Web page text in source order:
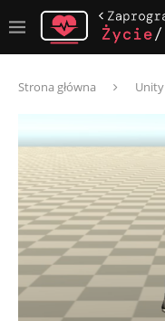
Strona główna Unity